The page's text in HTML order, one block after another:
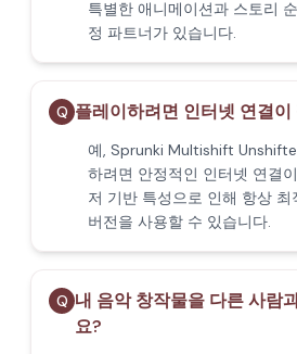
특별한 애니메이션과 스토리
정 파트너가 있습니다.
Q 플레이하려면 인터넷 연결
예, Sprunki Multishift
하려면 안정적인 인터넷 연결
저 기반 특성으로 인해 항상 최
버전을 사용할 수 있습니다.
Q 내 음악 창작물을 다른 사람
요?